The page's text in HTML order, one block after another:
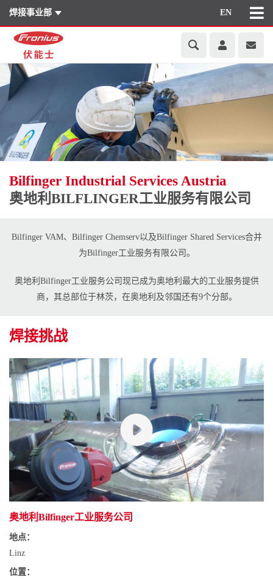
焊接事业部 EN
Bilfinger Industrial Services Austria
奥地利BILFLINGER工业服务有限公司
Bilfinger VAM、Bilfinger Chemserv以及Bilfinger Shared Services合并
为Bilfinger工业服务有限公司。
奥地利Bilfinger工业服务公司现已成为奥地利最大的工业服务提供
商，其总部位于林茨，在奥地利及邻国还有9个分部。
焊接挑战
奥地利Bilfinger工业服务公司
地点：
Linz
位置：